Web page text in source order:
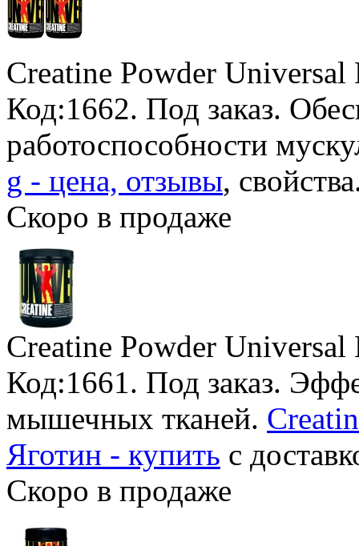
Creatine Powder
Код:1662. Под заказ.
работоспособности
g - цена, отзывы,
Скоро в продаже
Creatine Powder
Код:1661. Под заказ.
мышечных тканей.
Яготин - купить с
Скоро в продаже